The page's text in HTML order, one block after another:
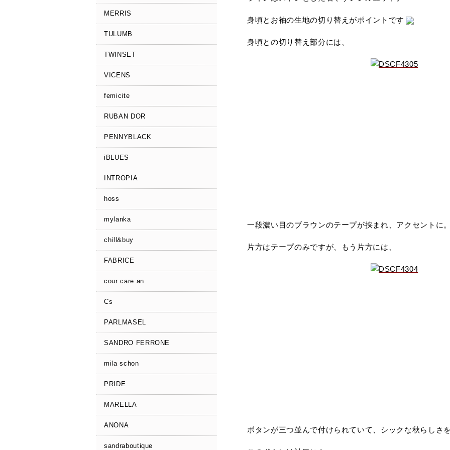
MERRIS
TULUMB
TWINSET
VICENS
femicite
RUBAN DOR
PENNYBLACK
iBLUES
INTROPIA
hoss
mylanka
chill&buy
FABRICE
cour care an
Cs
PARLMASEL
SANDRO FERRONE
mila schon
PRIDE
MARELLA
ANONA
sandraboutique
身頃とお袖の生地の切り替えがポイントです
身頃との切り替え部分には、
一段濃い目のブラウンのテープが挟まれ、アクセントに。
片方はテープのみですが、もう片方には、
ボタンが三つ並んで付けられていて、シックな秋らしさ